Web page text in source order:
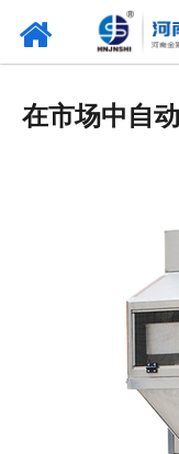
在市场中自